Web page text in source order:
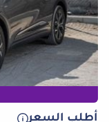
أطلب السعر